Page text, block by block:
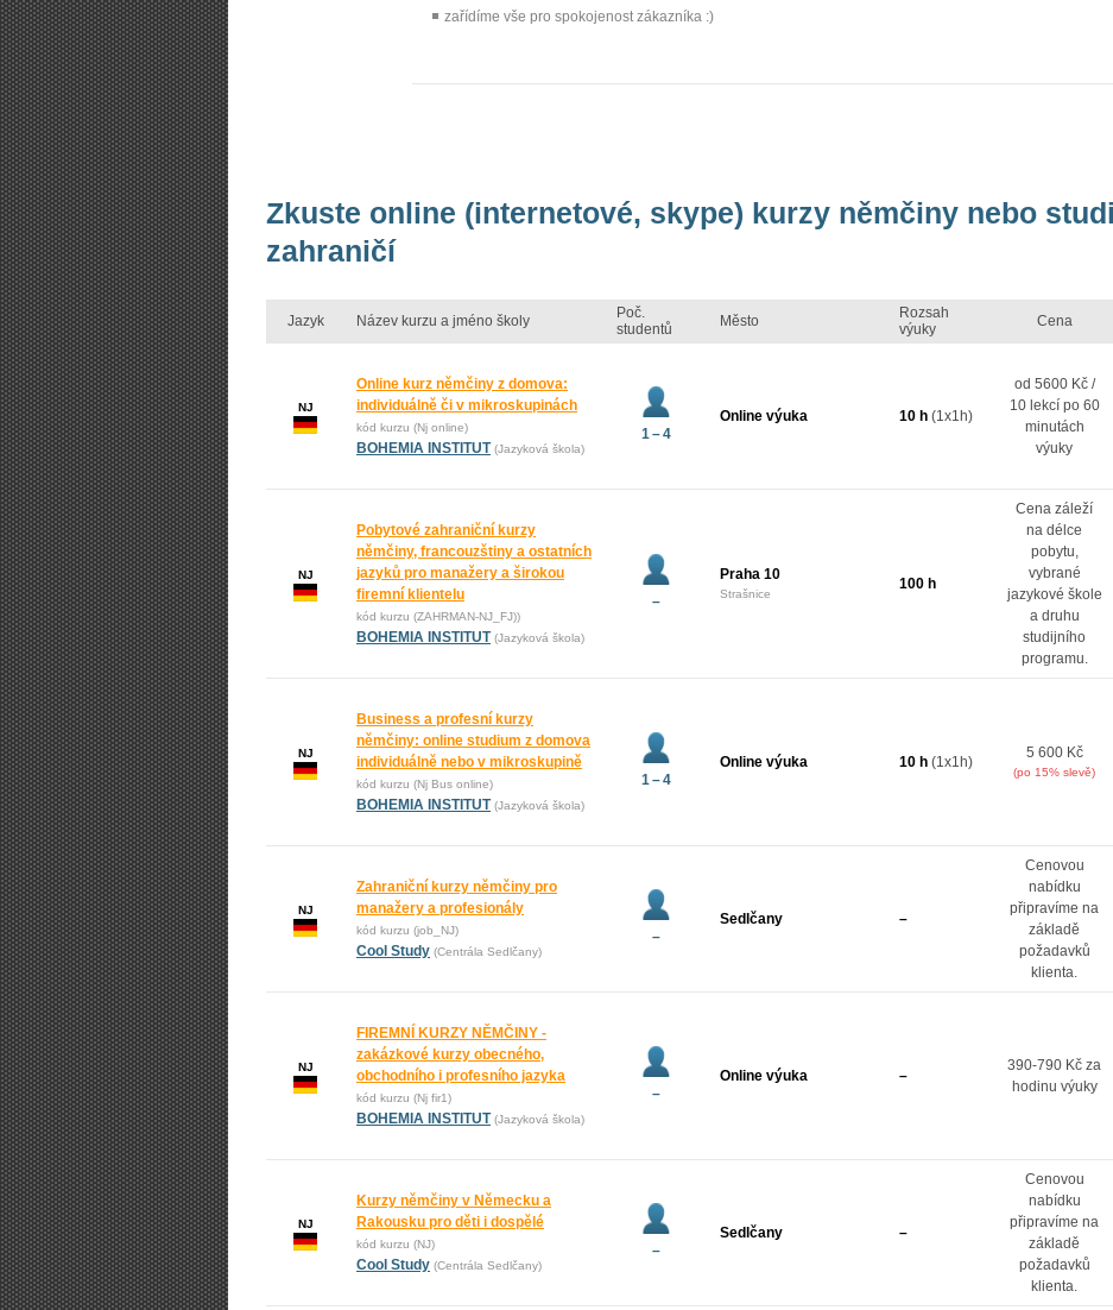
zařídíme vše pro spokojenost zákazníka :)
Zkuste online (internetové, skype) kurzy němčiny nebo
zahraničí
Jazyk Název kurzu a jméno školy
Poč.
studentů
Město
Rozsah
výuky
Cena
NJ
Online kurz němčiny z domova:
individuálně či v mikroskupinách
kód kurzu (Nj online)
BOHEMIA INSTITUT (Jazyková škola)
1 – 4
Online výuka 10 h (1x1h)
od 5600 Kč /
10 lekcí po 60
minutách
výuky
NJ
Pobytové zahraniční kurzy
němčiny, francouzštiny a ostatních
jazyků pro manažery a širokou
firemní klientelu
kód kurzu (ZAHRMAN-NJ_FJ))
BOHEMIA INSTITUT (Jazyková škola)
–
Praha 10
Strašnice
100 h
Cena záleží
na délce
pobytu,
vybrané
jazykové škole
a druhu
studijního
programu.
NJ
Business a profesní kurzy
němčiny: online studium z domova
individuálně nebo v mikroskupině
kód kurzu (Nj Bus online)
BOHEMIA INSTITUT (Jazyková škola)
1 – 4
Online výuka 10 h (1x1h)
5 600 Kč
(po 15% slevě)
NJ
Zahraniční kurzy němčiny pro
manažery a profesionály
kód kurzu (job_NJ)
Cool Study (Centrála Sedlčany)
–
Sedlčany –
Cenovou
nabídku
připravíme na
základě
požadavků
klienta.
NJ
FIREMNÍ KURZY NĚMČINY -
zakázkové kurzy obecného,
obchodního i profesního jazyka
kód kurzu (Nj fir1)
BOHEMIA INSTITUT (Jazyková škola)
–
Online výuka –
390-790 Kč za
hodinu výuky
NJ
Kurzy němčiny v Německu a
Rakousku pro děti i dospělé
kód kurzu (NJ)
Cool Study (Centrála Sedlčany)
–
Sedlčany –
Cenovou
nabídku
připravíme na
základě
požadavků
klienta.